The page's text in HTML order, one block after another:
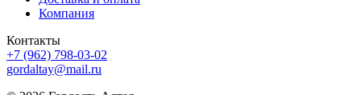
Компания
Контакты
+7 (962) 798-03-02
gordaltay@mail.ru